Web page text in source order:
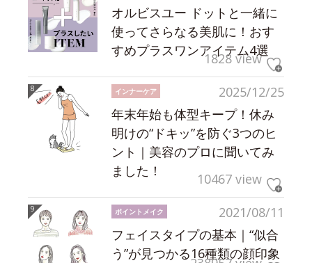
オルビスユー ドットと一緒に
使ってさらなる美肌に！おす
すめプラスワンアイテム4選
1828 view
2025/12/25
インナーケア
年末年始も体型キープ！休み
明けの“ドキッ”を防ぐ3つのヒ
ント｜美容のプロに聞いてみ
ました！
10467 view
2021/08/11
ポイントメイク
フェイスタイプの基本｜“似合
う”が見つかる16種類の顔印象